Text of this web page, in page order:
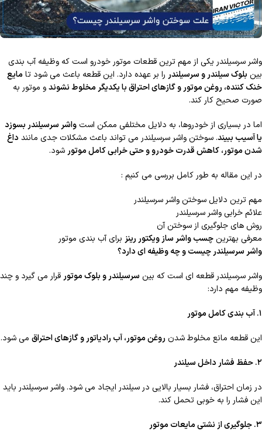
واشر سرسیلندر یکی از مهم ترین قطعات موتور خودرو است که وظیفه آب بندی
بین بلوک سیلندر و سرسیلندر را بر عهده دارد. این قطعه باعث می شود تامایع
خنک کننده، روغن موتور و گازهای احتراق با یکدیگر مخلوط نشوندو موتور به
صورت صحیح کار کند.
اما در بسیاری از خودروها، به دلایل مختلفی ممکن است واشر سرسیلندر بسوزد
یا آسیب ببیند. سوختن واشر سرسیلندر می تواند باعث مشکلات جدی مانند داغ
شدن موتور، کاهش قدرت خودرو و حتی خرابی کامل موتور شود.
در این مقاله به طور کامل بررسی می کنیم :
مهم ترین دلایل سوختن واشر سرسیلندر
علائم خرابی واشر سرسیلندر
روش های جلوگیری از سوختن آن
معرفی بهترین چسب واشر ساز ویکتور رینز برای آب بندی موتور
واشر سرسیلندر چیست و چه وظیفه ای دارد؟
واشر سرسیلندر قطعه ای است که بین سرسیلندر و بلوک موتور قرار می گیرد و چند
وظیفه مهم دارد:
۱. آب بندی کامل موتور
این قطعه مانع مخلوط شدنروغن موتور، آب رادیاتور و گازهای احتراق می شود.
۲. حفظ فشار داخل سیلندر
در زمان احتراق، فشار بسیار بالایی در سیلندر ایجاد می شود. واشر سرسیلندر باید
این فشار را به خوبی تحمل کند.
۳. جلوگیری از نشتی مایعات موتور